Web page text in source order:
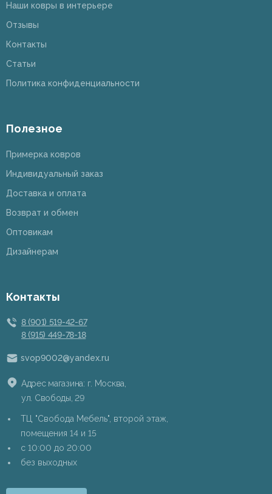
Наши ковры в интерьере
Отзывы
Контакты
Статьи
Политика конфиденциальности
Полезное
Примерка ковров
Индивидуальный заказ
Доставка и оплата
Возврат и обмен
Оптовикам
Дизайнерам
Контакты
8 (901) 519-42-67
8 (915) 449-78-18
svop9002@yandex.ru
Адрес магазина: г. Москва,
ул. Свободы, 29
ТЦ "Свобода Мебель", второй этаж,
помещения 14 и 15
c 10:00 до 20:00
без выходных